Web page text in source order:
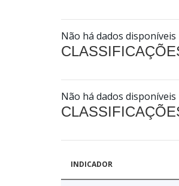
Não há dados disponíveis
Não há dados disponíveis
INDICADOR